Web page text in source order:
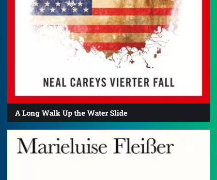
A Long Walk Up the Water Slide